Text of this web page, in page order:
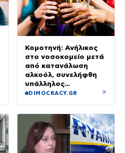
Κομοτηνή: Ανήλικος
στο νοσοκομείο μετά
από κατανάλωση
αλκοόλ, συνελήφθη
υπάλληλος
καταστήματος
DIMOCRACY.GR ↗